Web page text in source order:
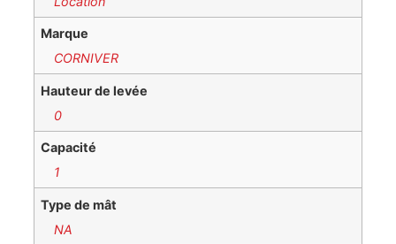
Marque
CORNIVER
Hauteur de levée
0
Capacité
1
Type de mât
NA